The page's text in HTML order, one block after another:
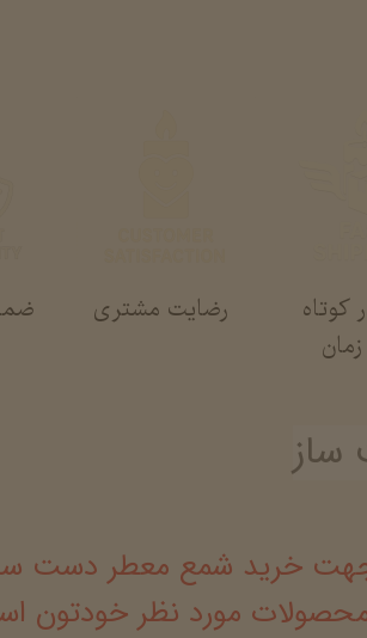
کوتاه
رضایت مشتری
خرید شمع معطر دست
مورد نظر خودتون
ساز